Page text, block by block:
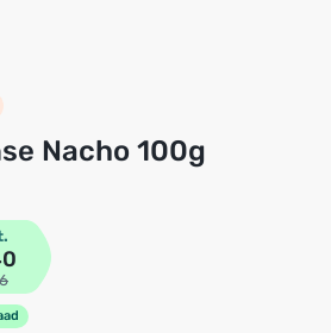
Nacho 100g